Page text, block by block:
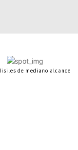
de mediano alcance